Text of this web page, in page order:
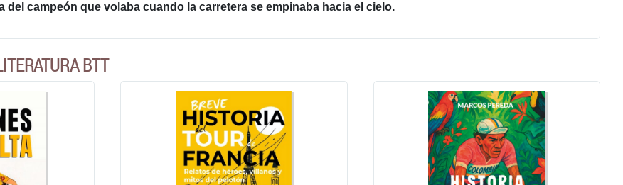
del campeón que volaba cuando la carretera se empinaba hacia el cielo.
BTT